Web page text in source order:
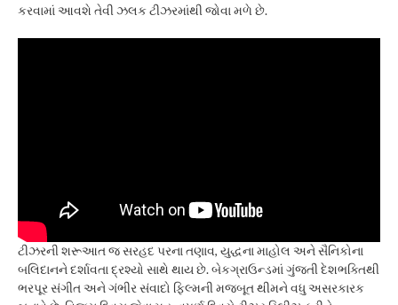
કરવામાં આવશે તેવી ઝલક ટીઝરમાંથી જોવા મળે છે.
ટીઝરની શરૂઆત જ સરહદ પરના તણાવ, યુદ્ધના માહોલ અને સૈનિકોના
બલિદાનને દર્શાવતા દ્રશ્યો સાથે થાય છે. બેકગ્રાઉન્ડમાં ગુંજતી દેશભક્તિથી
ભરપૂર સંગીત અને ગંભીર સંવાદો ફિલ્મની મજબૂત થીમને વધુ અસરકારક